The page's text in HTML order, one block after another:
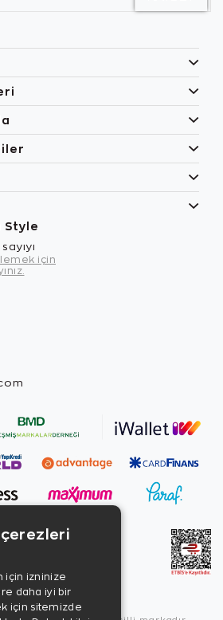
Style
için
çerezleri
için izninize
daha iyi bir
için sitemizde